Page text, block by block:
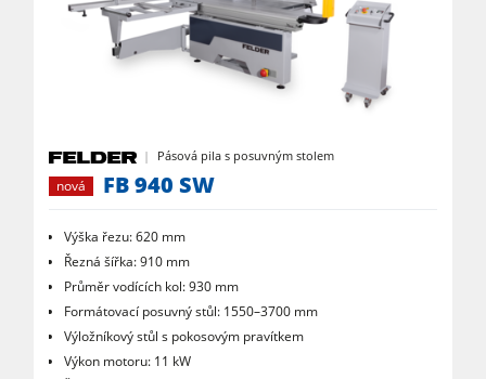
Pásová pila s posuvným stolem
nová
FB 940 SW
Výška řezu: 620 mm
Řezná šířka: 910 mm
Průměr vodících kol: 930 mm
Formátovací posuvný stůl: 1550–3700 mm
Výložníkový stůl s pokosovým pravítkem
Výkon motoru: 11 kW